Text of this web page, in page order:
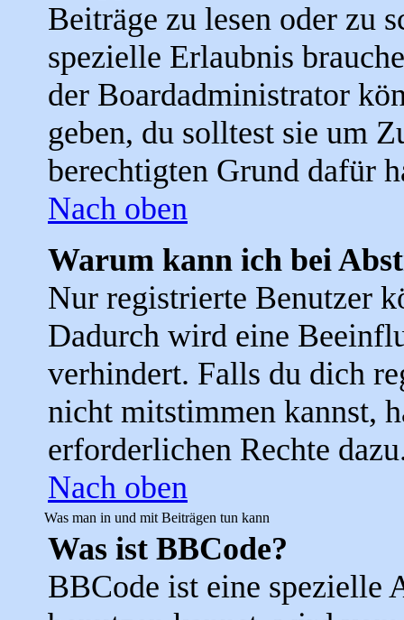
Beiträge zu lesen oder zu
spezielle Erlaubnis
der Boardadministrator
geben, du solltest sie um
berechtigten Grund dafür
Nach oben
Warum kann ich bei
Nur registrierte Benutzer
Dadurch wird eine
verhindert. Falls du dich
nicht mitstimmen kannst,
erforderlichen Rechte
Nach oben
Was man in und mit Beiträgen tun kann
Was ist BBCode?
BBCode ist eine